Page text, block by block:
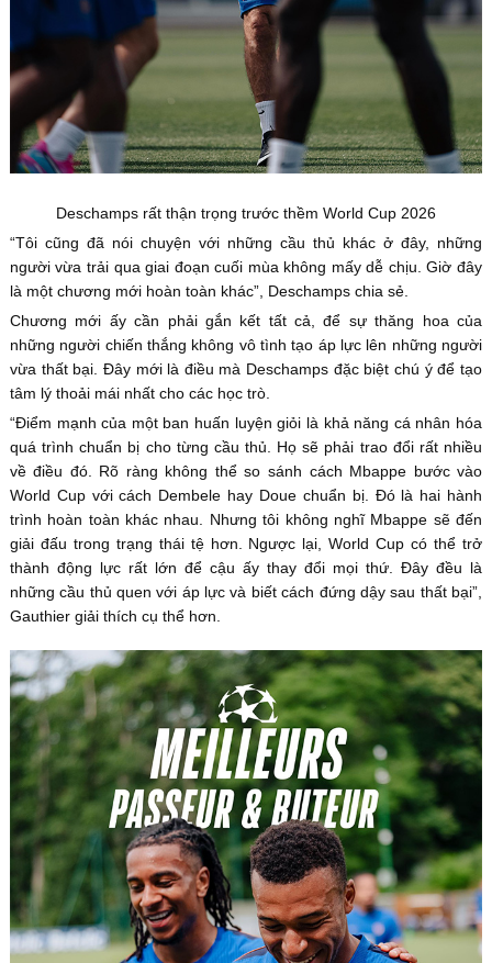
Deschamps rất thận trọng trước thềm World Cup 2026
“Tôi cũng đã nói chuyện với những cầu thủ khác ở đây, những
người vừa trải qua giai đoạn cuối mùa không mấy dễ chịu. Giờ đây
là một chương mới hoàn toàn khác”, Deschamps chia sẻ.
Chương mới ấy cần phải gắn kết tất cả, để sự thăng hoa của
những người chiến thắng không vô tình tạo áp lực lên những người
vừa thất bại. Đây mới là điều mà Deschamps đặc biệt chú ý để tạo
tâm lý thoải mái nhất cho các học trò.
“Điểm mạnh của một ban huấn luyện giỏi là khả năng cá nhân hóa
quá trình chuẩn bị cho từng cầu thủ. Họ sẽ phải trao đổi rất nhiều
về điều đó. Rõ ràng không thể so sánh cách Mbappe bước vào
World Cup với cách Dembele hay Doue chuẩn bị. Đó là hai hành
trình hoàn toàn khác nhau. Nhưng tôi không nghĩ Mbappe sẽ đến
giải đấu trong trạng thái tệ hơn. Ngược lại, World Cup có thể trở
thành động lực rất lớn để cậu ấy thay đổi mọi thứ. Đây đều là
những cầu thủ quen với áp lực và biết cách đứng dậy sau thất bại”,
Gauthier giải thích cụ thể hơn.